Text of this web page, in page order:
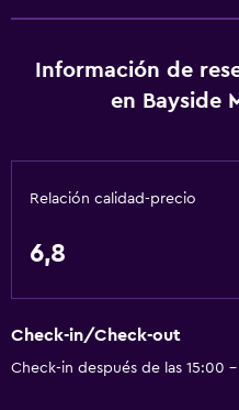
Información de
en Bayside
Relación calidad-precio
6,8
Check-in/Check-out
Check-in después de las 15:00